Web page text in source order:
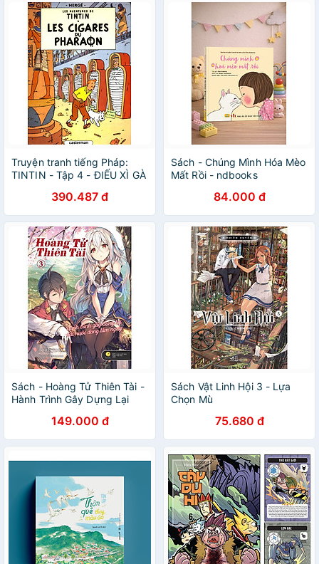
Truyện tranh tiếng Pháp:
TINTIN - Tập 4 - ĐIẾU XÌ GÀ
390.487 đ
Sách - Chúng Mình Hóa Mèo
Mất Rồi - ndbooks
84.000 đ
Sách - Hoàng Tử Thiên Tài -
Hành Trình Gây Dựng Lại
Tập 3 - Toru Toba - AZ Việt
Nam
149.000 đ
Sách Vật Linh Hội 3 - Lựa
Chọn Mù
75.680 đ